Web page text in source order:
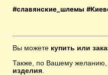
#славянские_шлемы
Вы можете купить или
Также, по Вашему желанию,
изделия